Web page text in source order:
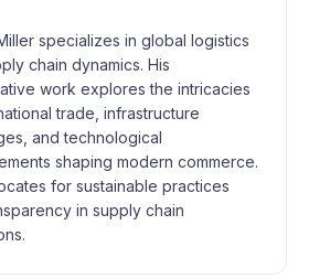
specializes in global logistics
chain dynamics. His
work explores the intricacies
trade, infrastructure
and technological
shaping modern commerce.
for sustainable practices
in supply chain